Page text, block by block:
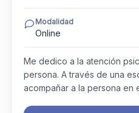
Modalidad
Online
Me dedico a la atención
persona. A través de una
acompañar a la persona en